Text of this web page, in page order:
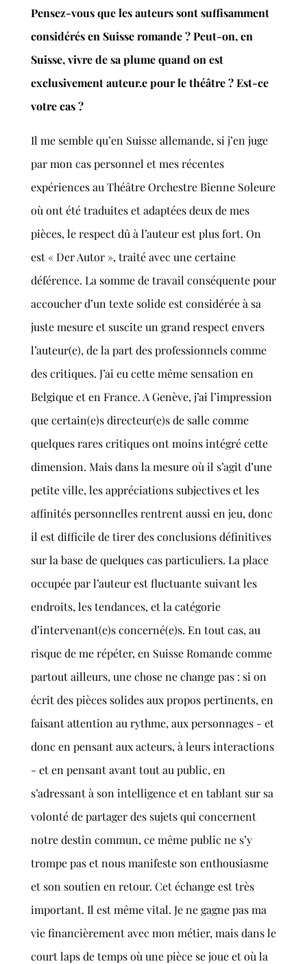
Pensez-vous que les auteurs sont suffisamment
considérés en Suisse romande ? Peut-on, en
Suisse, vivre de sa plume quand on est
exclusivement auteur.e pour le théâtre ? Est-ce
votre cas ?
Il me semble qu’en Suisse allemande, si j’en juge
par mon cas personnel et mes récentes
expériences au Théâtre Orchestre Bienne Soleure
où ont été traduites et adaptées deux de mes
pièces, le respect dû à l’auteur est plus fort. On
est « Der Autor », traité avec une certaine
déférence. La somme de travail conséquente pour
accoucher d’un texte solide est considérée à sa
juste mesure et suscite un grand respect envers
l’auteur(e), de la part des professionnels comme
des critiques. J’ai eu cette même sensation en
Belgique et en France. A Genève, j’ai l’impression
que certain(e)s directeur(e)s de salle comme
quelques rares critiques ont moins intégré cette
dimension. Mais dans la mesure où il s’agit d’une
petite ville, les appréciations subjectives et les
affinités personnelles rentrent aussi en jeu, donc
il est difficile de tirer des conclusions définitives
sur la base de quelques cas particuliers. La place
occupée par l’auteur est fluctuante suivant les
endroits, les tendances, et la catégorie
d’intervenant(e)s concerné(e)s. En tout cas, au
risque de me répéter, en Suisse Romande comme
partout ailleurs, une chose ne change pas : si on
écrit des pièces solides aux propos pertinents, en
faisant attention au rythme, aux personnages - et
donc en pensant aux acteurs, à leurs interactions
- et en pensant avant tout au public, en
s’adressant à son intelligence et en tablant sur sa
volonté de partager des sujets qui concernent
notre destin commun, ce même public ne s’y
trompe pas et nous manifeste son enthousiasme
et son soutien en retour. Cet échange est très
important. Il est même vital. Je ne gagne pas ma
vie financièrement avec mon métier, mais dans le
court laps de temps où une pièce se joue et où la